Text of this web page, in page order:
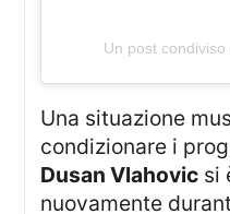
Un post
Una situazione muscolare che torna a
condizionare i
Dusan Vlahovic si
nuovamente